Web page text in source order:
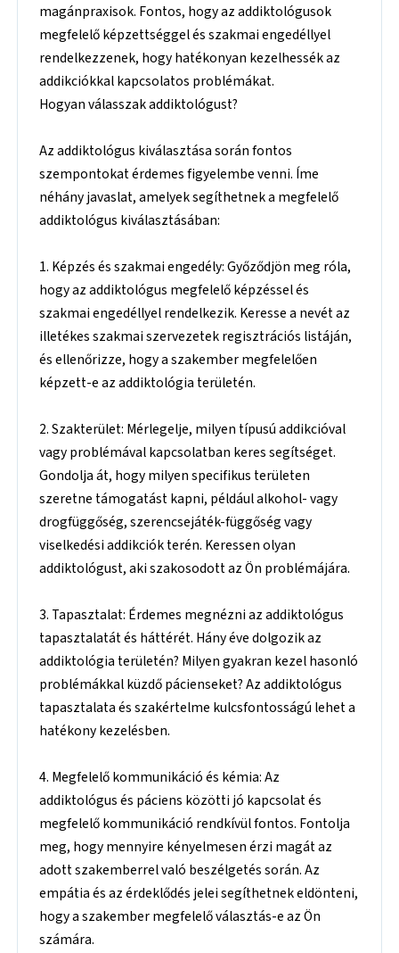
magánpraxisok. Fontos, hogy az addiktológusok
megfelelő képzettséggel és szakmai engedéllyel
rendelkezzenek, hogy hatékonyan kezelhessék az
addikciókkal kapcsolatos problémákat.
Hogyan válasszak addiktológust?
Az addiktológus kiválasztása során fontos
szempontokat érdemes figyelembe venni. Íme
néhány javaslat, amelyek segíthetnek a megfelelő
addiktológus kiválasztásában:
1. Képzés és szakmai engedély: Győződjön meg róla,
hogy az addiktológus megfelelő képzéssel és
szakmai engedéllyel rendelkezik. Keresse a nevét az
illetékes szakmai szervezetek regisztrációs listáján,
és ellenőrizze, hogy a szakember megfelelően
képzett-e az addiktológia területén.
2. Szakterület: Mérlegelje, milyen típusú addikcióval
vagy problémával kapcsolatban keres segítséget.
Gondolja át, hogy milyen specifikus területen
szeretne támogatást kapni, például alkohol- vagy
drogfüggőség, szerencsejáték-függőség vagy
viselkedési addikciók terén. Keressen olyan
addiktológust, aki szakosodott az Ön problémájára.
3. Tapasztalat: Érdemes megnézni az addiktológus
tapasztalatát és háttérét. Hány éve dolgozik az
addiktológia területén? Milyen gyakran kezel hasonló
problémákkal küzdő pácienseket? Az addiktológus
tapasztalata és szakértelme kulcsfontosságú lehet a
hatékony kezelésben.
4. Megfelelő kommunikáció és kémia: Az
addiktológus és páciens közötti jó kapcsolat és
megfelelő kommunikáció rendkívül fontos. Fontolja
meg, hogy mennyire kényelmesen érzi magát az
adott szakemberrel való beszélgetés során. Az
empátia és az érdeklődés jelei segíthetnek eldönteni,
hogy a szakember megfelelő választás-e az Ön
számára.